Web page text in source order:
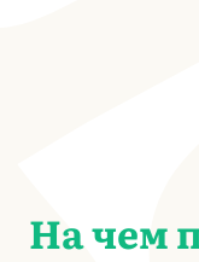
На чем